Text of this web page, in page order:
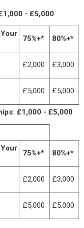
- £5,000
75%+* 80%+*
£2,000 £3,000
£5,000 £5,000
£1,000 - £5,000
75%+* 80%+*
£2,000 £3,000
£5,000 £5,000